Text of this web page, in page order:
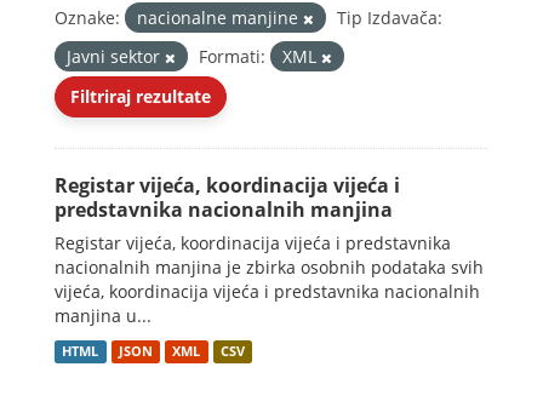
Oznake: nacionalne manjine
Tip Izdavača:
Javni sektor
Formati:
XML
Filtriraj rezultate
Registar vijeća, koordinacija vijeća i
predstavnika nacionalnih manjina
Registar vijeća, koordinacija vijeća i predstavnika
nacionalnih manjina je zbirka osobnih podataka svih
vijeća, koordinacija vijeća i predstavnika nacionalnih
manjina u...
HTML JSON XML CSV